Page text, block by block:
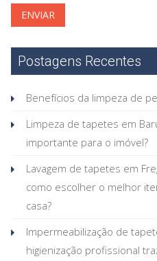
Postagens Recentes
Benefícios da limpeza de
Limpeza de tapetes em
importante para o imóvel?
Lavagem de tapetes em
como escolher o melhor
casa?
Impermeabilização de
higienização profissional